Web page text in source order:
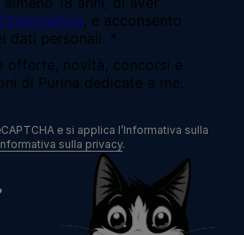
e si applica l’Informativa sulla
sulla privacy.
10805410965